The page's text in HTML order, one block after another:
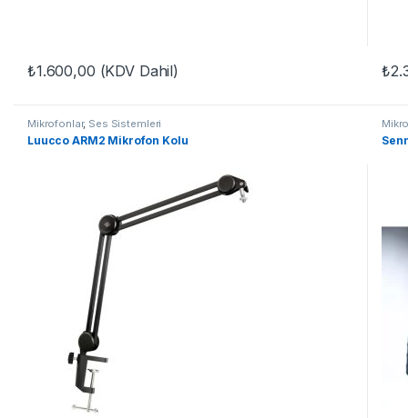
₺1.600,00 (KDV Dahil) ₺
Mikrofonlar, Ses Sistemleri
Luucco ARM2 Mikrofon Kolu